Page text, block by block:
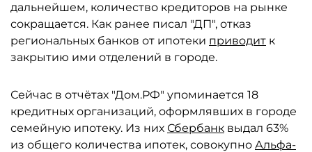
дальнейшем, количество кредиторов на рынке
сокращается. Как ранее писал "ДП", отказ
региональных банков от ипотеки приводит к
закрытию ими отделений в городе.
Сейчас в отчётах "Дом.РФ" упоминается 18
кредитных организаций, оформлявших в городе
семейную ипотеку. Из них Сбербанк выдал 63%
из общего количества ипотек, совокупно Альфа-